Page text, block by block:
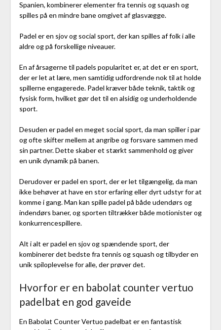
Spanien, kombinerer elementer fra tennis og squash og
spilles på en mindre bane omgivet af glasvægge.
Padel er en sjov og social sport, der kan spilles af folk i alle
aldre og på forskellige niveauer.
En af årsagerne til padels popularitet er, at det er en sport,
der er let at lære, men samtidig udfordrende nok til at holde
spillerne engagerede. Padel kræver både teknik, taktik og
fysisk form, hvilket gør det til en alsidig og underholdende
sport.
Desuden er padel en meget social sport, da man spiller i par
og ofte skifter mellem at angribe og forsvare sammen med
sin partner. Dette skaber et stærkt sammenhold og giver
en unik dynamik på banen.
Derudover er padel en sport, der er let tilgængelig, da man
ikke behøver at have en stor erfaring eller dyrt udstyr for at
komme i gang. Man kan spille padel på både udendørs og
indendørs baner, og sporten tiltrækker både motionister og
konkurrencespillere.
Alt i alt er padel en sjov og spændende sport, der
kombinerer det bedste fra tennis og squash og tilbyder en
unik spiloplevelse for alle, der prøver det.
Hvorfor er en babolat counter vertuo
padelbat en god gaveide
En Babolat Counter Vertuo padelbat er en fantastisk